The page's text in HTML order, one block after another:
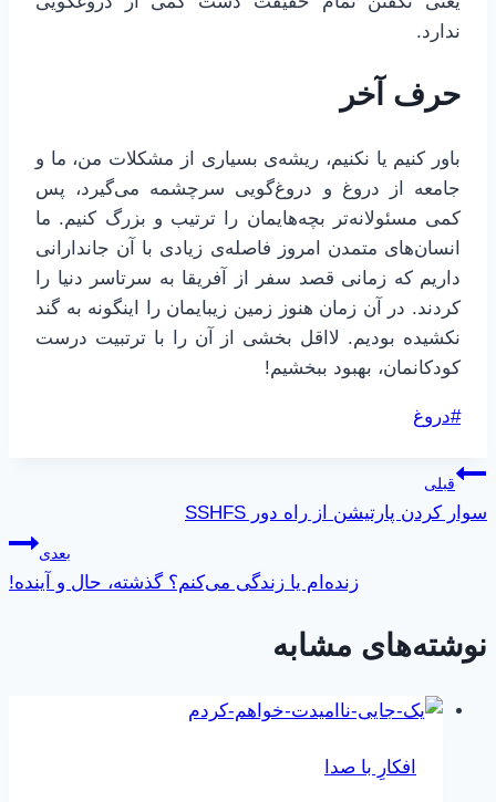
ندارد.
حرف آخر
باور کنیم یا نکنیم، ریشه‌ی بسیاری از مشکلات من، ما و
جامعه از دروغ و دروغ‌گویی سرچشمه می‌گیرد، پس
کمی مسئولانه‌تر بچه‌هایمان را ترتیب و بزرگ کنیم. ما
انسان‌های متمدن امروز فاصله‌ی زیادی با آن جاندارانی
داریم که زمانی قصد سفر از آفریقا به سرتاسر دنیا را
کردند. در آن زمان هنوز زمین زیبایمان را اینگونه به گند
نکشیده بودیم. لااقل بخشی از آن را با ترتبیت درست
کودکانمان، بهبود ببخشیم!
برچسب‌های
#دروغ
راهبری
نوشته
قبلی
سوار کردن پارتیشن از راه دور SSHFS
بعدی
زنده‌ام یا زندگی می‌کنم؟ گذشته، حال و آینده!
نوشته‌های مشابه
افکارِ با صدا